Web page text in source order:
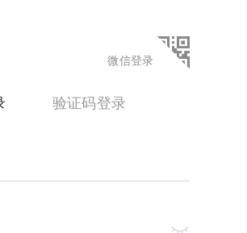
微信登录
验证码登录